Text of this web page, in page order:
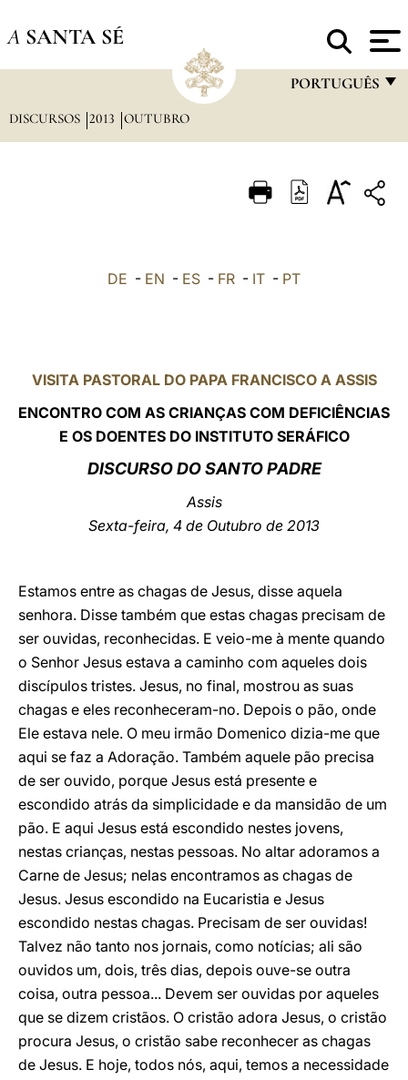
A SANTA SÉ
PORTUGUÊS
ITALIANO
中文
LATINE
DISCURSOS 2013 OUTUBRO
DE - EN - ES - FR - IT - PT
VISITA PASTORAL DO PAPA FRANCISCO A ASSIS
ENCONTRO COM AS CRIANÇAS COM DEFICIÊNCIAS
E OS DOENTES DO INSTITUTO SERÁFICO
DISCURSO DO SANTO PADRE
Assis
Sexta-feira, 4 de Outubro de 2013
Estamos entre as chagas de Jesus, disse aquela
senhora. Disse também que estas chagas precisam de
ser ouvidas, reconhecidas. E veio-me à mente quando
o Senhor Jesus estava a caminho com aqueles dois
discípulos tristes. Jesus, no final, mostrou as suas
chagas e eles reconheceram-no. Depois o pão, onde
Ele estava nele. O meu irmão Domenico dizia-me que
aqui se faz a Adoração. Também aquele pão precisa
de ser ouvido, porque Jesus está presente e
escondido atrás da simplicidade e da mansidão de um
pão. E aqui Jesus está escondido nestes jovens,
nestas crianças, nestas pessoas. No altar adoramos a
Carne de Jesus; nelas encontramos as chagas de
Jesus. Jesus escondido na Eucaristia e Jesus
escondido nestas chagas. Precisam de ser ouvidas!
Talvez não tanto nos jornais, como notícias; ali são
ouvidos um, dois, três dias, depois ouve-se outra
coisa, outra pessoa... Devem ser ouvidas por aqueles
que se dizem cristãos. O cristão adora Jesus, o cristão
procura Jesus, o cristão sabe reconhecer as chagas
de Jesus. E hoje, todos nós, aqui, temos a necessidade